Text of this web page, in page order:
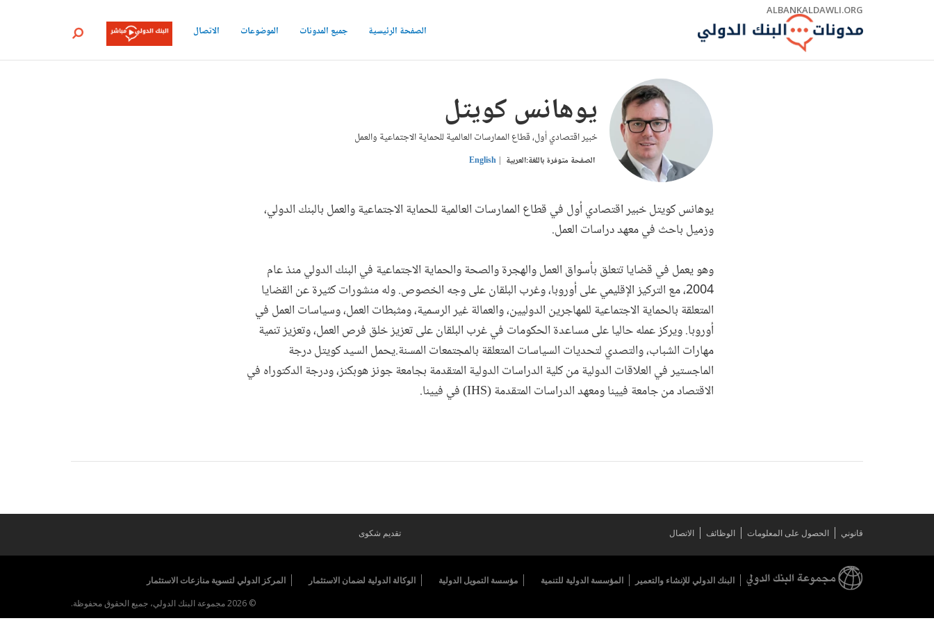
ALBANKALDAWLI.ORG
الصفحة الرئيسية جميع المدونات الموضوعات الاتصال بحث
يوهانس كويتل
خبير اقتصادي أول، قطاع الممارسات العالمية للحماية الاجتماعية والعمل
الصفحة متوفرة باللغة:العربية English
يوهانس كويتل خبير اقتصادي أول في قطاع الممارسات العالمية للحماية الاجتماعية والعمل بالبنك الدولي،
وزميل باحث في معهد دراسات العمل.
وهو يعمل في قضايا تتعلق بأسواق العمل والهجرة والصحة والحماية الاجتماعية في البنك الدولي منذ عام
2004، مع التركيز الإقليمي على أوروبا، وغرب البلقان على وجه الخصوص. وله منشورات كثيرة عن القضايا
المتعلقة بالحماية الاجتماعية للمهاجرين الدوليين، والعمالة غير الرسمية، ومثبطات العمل، وسياسات العمل في
أوروبا. ويركز عمله حاليا على مساعدة الحكومات في غرب البلقان على تعزيز خلق فرص العمل، وتعزيز تنمية
مهارات الشباب، والتصدي لتحديات السياسات المتعلقة بالمجتمعات المسنة.يحمل السيد كويتل درجة
الماجستير في العلاقات الدولية من كلية الدراسات الدولية المتقدمة بجامعة جونز هوبكنز، ودرجة الدكتوراه في
الاقتصاد من جامعة فيينا ومعهد الدراسات المتقدمة (IHS) في فيينا.
قانوني الحصول على المعلومات الوظائف الاتصال تقديم شكوى
البنك الدولي للإنشاء والتعمير المؤسسة الدولية للتنمية مؤسسة التمويل الدولية الوكالة الدولية لضمان الاستثمار
المركز الدولي لتسوية منازعات الاستثمار
© 2026 مجموعة البنك الدولي، جميع الحقوق محفوظة.